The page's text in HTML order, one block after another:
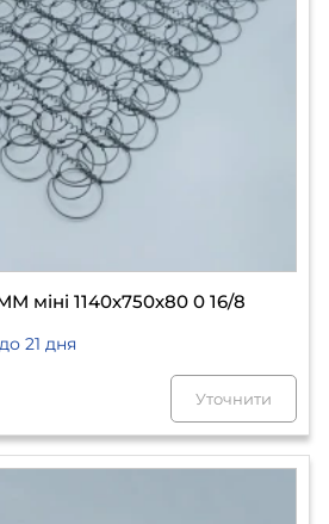
міні 1140х750х80 0 16/8
до 21 дня
Уточнити